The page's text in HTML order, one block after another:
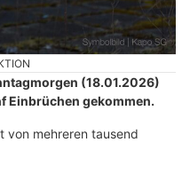
(18.01.2026)
Einbrüchen gekommen.
von mehreren tausend